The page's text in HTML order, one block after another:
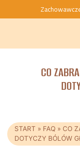
CO
START » FAQ » CO
DOTYCZY BÓLÓW